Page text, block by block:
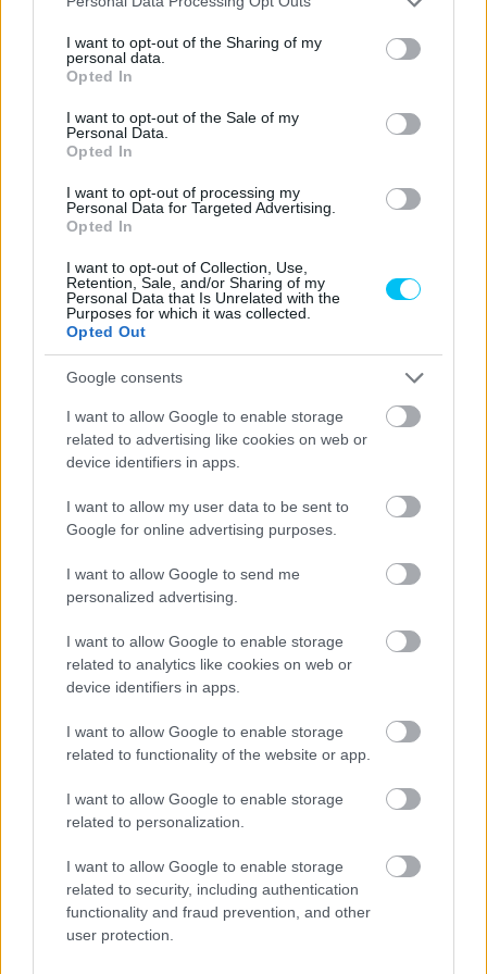
not limited to your visit or usage behaviour. You may click to
grant or deny consent to Google and its third-party tags to
use your data for below specified purposes in below Google
consent section.
I want to opt-out of the Sharing of my
personal data.
Opted In
I want to opt-out of the Sale of my
Personal Data.
Opted In
I want to opt-out of processing my
Personal Data for Targeted Advertising.
Opted In
I want to opt-out of Collection, Use,
Retention, Sale, and/or Sharing of my
Personal Data that Is Unrelated with the
Purposes for which it was collected.
Opted Out
Google consents
I want to allow Google to enable storage
related to advertising like cookies on web or
device identifiers in apps.
I want to allow my user data to be sent to
Google for online advertising purposes.
I want to allow Google to send me
personalized advertising.
I want to allow Google to enable storage
related to analytics like cookies on web or
device identifiers in apps.
I want to allow Google to enable storage
related to functionality of the website or app.
I want to allow Google to enable storage
related to personalization.
I want to allow Google to enable storage
related to security, including authentication
functionality and fraud prevention, and other
user protection.
átvette a 4. helyet Oliveirától.
PULLING THROUGH 💪
@MARCMARQUEZ93
PLACE#JAPANESEGP🇯🇵
PIC.TWITTER.COM/6EFMQO7TGE
— MOTOGP™🏁 (@MOTOGP)
SEPTEMBER 25, 2022
helyért. Bagnaia utolérte Quartararót, és mindent megtett
azért, hogy megelőzze a franciát. Brad Binder eközben
Következett a futam drámája! Pecco Bagnaia a nagy
hajrában elesett, így Quartararo fellélegezhetett. Ő lesz a
mai nap legnagyobb nyertese, ami a világbajnoki tabellát
@PECCOBAGNAIA
🇯🇵
— MOTOGP™🏁 (@MOTOGP)
SEPTEMBER 25, 2022
A futamot végül a gyári Ducati versenyzője, Jack Miller